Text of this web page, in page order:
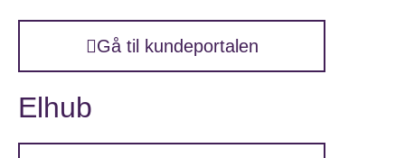
Gå til kundeportalen
Elhub